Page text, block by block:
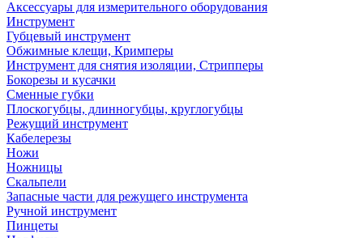
Аксессуары для измерительного оборудования
Инструмент
Губцевый инструмент
Обжимные клещи, Кримперы
Инструмент для снятия изоляции, Стрипперы
Бокорезы и кусачки
Сменные губки
Плоскогубцы, длинногубцы, круглогубцы
Режущий инструмент
Кабелерезы
Ножи
Ножницы
Скальпели
Запасные части для режущего инструмента
Ручной инструмент
Пинцеты